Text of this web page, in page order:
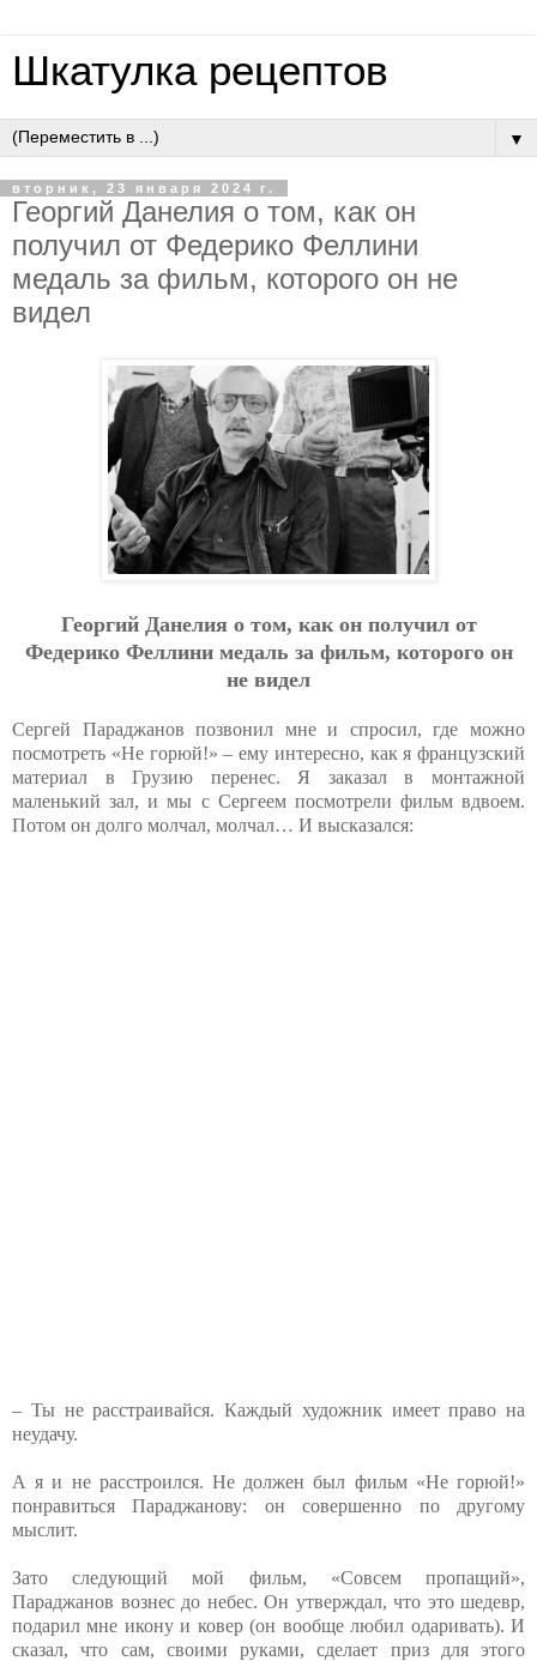
Шкатулка рецептов
▼
вторник, 23 января 2024 г.
Георгий Данелия о том, как он
получил от Федерико Феллини
медаль за фильм, которого он не
видел
Георгий Данелия о том, как он получил от
Федерико Феллини медаль за фильм, которого он
не видел
Сергей Параджанов позвонил мне и спросил, где можно
посмотреть «Не горюй!» – ему интересно, как я французский
материал в Грузию перенес. Я заказал в монтажной
маленький зал, и мы с Сергеем посмотрели фильм вдвоем.
Потом он долго молчал, молчал… И высказался:
– Ты не расстраивайся. Каждый художник имеет право на
неудачу.
А я и не расстроился. Не должен был фильм «Не горюй!»
понравиться Параджанову: он совершенно по другому
мыслит.
Зато следующий мой фильм, «Совсем пропащий»,
Параджанов вознес до небес. Он утверждал, что это шедевр,
подарил мне икону и ковер (он вообще любил одаривать). И
сказал, что сам, своими руками, сделает приз для этого